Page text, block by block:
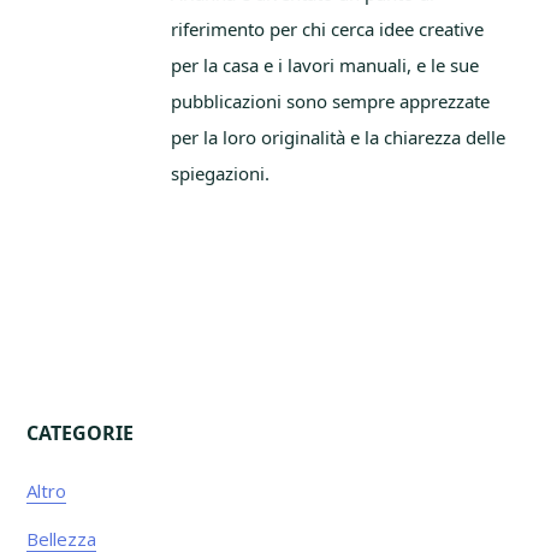
riferimento per chi cerca idee creative
per la casa e i lavori manuali, e le sue
pubblicazioni sono sempre apprezzate
per la loro originalità e la chiarezza delle
spiegazioni.
Primary
Sidebar
CATEGORIE
Altro
Bellezza